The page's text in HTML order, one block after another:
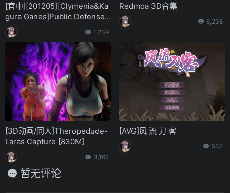
[官中][201205][Clymenia&Ka
gura Ganes]Public Defense
Corp(民间正义联盟2)
1,239
Redmoa 3D合集
6,238
[3D动画/同人]Theropedude-
Laras Capture [830M]
3,162
[AVG]风 流 刀 客
532
暂无评论